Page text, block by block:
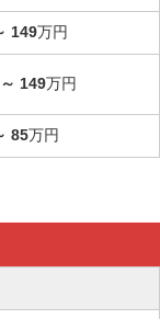
149万円
～ 149万円
85万円